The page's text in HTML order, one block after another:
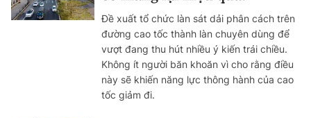
Đề xuất tổ chức làn sát dải phân cách trên
đường cao tốc thành làn chuyên dùng để
vượt đang thu hút nhiều ý kiến trái chiều.
Không ít người băn khoăn vì cho rằng điều
này sẽ khiến năng lực thông hành của cao
tốc giảm đi.